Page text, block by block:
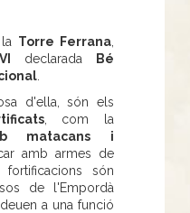
Torre Ferrana
declarada Bé
d'ella, són els
, com la
matacans i
amb armes de
són
de l'Empordà
a una funció